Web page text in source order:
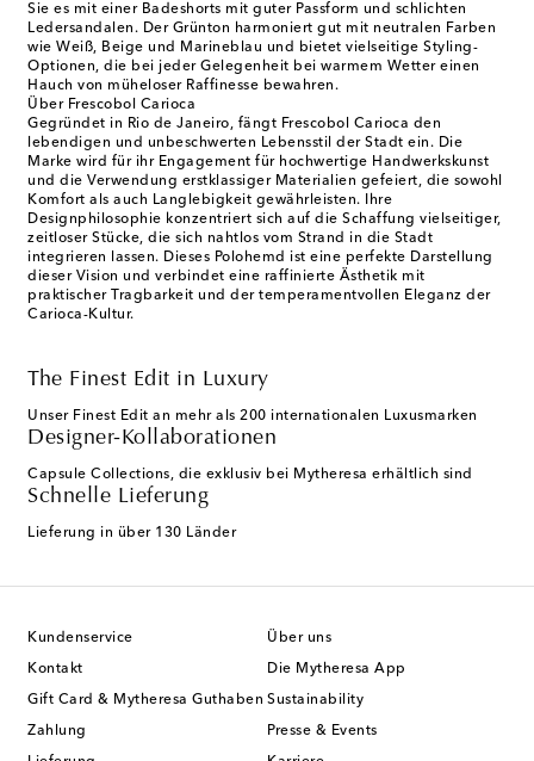
Sie es mit einer Badeshorts mit guter Passform und schlichten
Ledersandalen. Der Grünton harmoniert gut mit neutralen Farben
wie Weiß, Beige und Marineblau und bietet vielseitige Styling-
Optionen, die bei jeder Gelegenheit bei warmem Wetter einen
Hauch von müheloser Raffinesse bewahren.
Über Frescobol Carioca
Gegründet in Rio de Janeiro, fängt Frescobol Carioca den
lebendigen und unbeschwerten Lebensstil der Stadt ein. Die
Marke wird für ihr Engagement für hochwertige Handwerkskunst
und die Verwendung erstklassiger Materialien gefeiert, die sowohl
Komfort als auch Langlebigkeit gewährleisten. Ihre
Designphilosophie konzentriert sich auf die Schaffung vielseitiger,
zeitloser Stücke, die sich nahtlos vom Strand in die Stadt
integrieren lassen. Dieses Polohemd ist eine perfekte Darstellung
dieser Vision und verbindet eine raffinierte Ästhetik mit
praktischer Tragbarkeit und der temperamentvollen Eleganz der
Carioca-Kultur.
The Finest Edit in Luxury
Unser Finest Edit an mehr als 200 internationalen Luxusmarken
Designer-Kollaborationen
Capsule Collections, die exklusiv bei Mytheresa erhältlich sind
Schnelle Lieferung
Lieferung in über 130 Länder
Kundenservice
Kontakt
Gift Card & Mytheresa Guthaben
Zahlung
Über uns
Die Mytheresa App
Sustainability
Presse & Events